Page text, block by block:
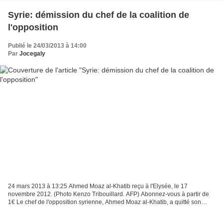
Syrie: démission du chef de la coalition de
l'opposition
Publié le 24/03/2013 à 14:00
Par Jocegaly
24 mars 2013 à 13:25 Ahmed Moaz al-Khatib reçu à l'Elysée, le 17
novembre 2012. (Photo Kenzo Tribouillard. AFP) Abonnez-vous à partir de
1€ Le chef de l'opposition syrienne, Ahmed Moaz al-Khatib, a quitté son